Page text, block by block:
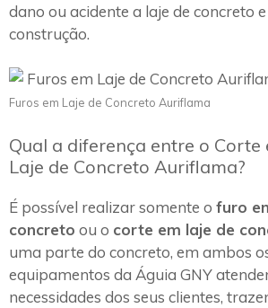
dano ou acidente a laje de concreto
construção.
Furos em Laje de Concreto Auriflama
Qual a diferença entre o Corte
Laje de Concreto Auriflama?
É possível realizar somente o furo
concreto ou o corte em laje de
uma parte do concreto, em ambos
equipamentos da Águia GNY
necessidades dos seus clientes,